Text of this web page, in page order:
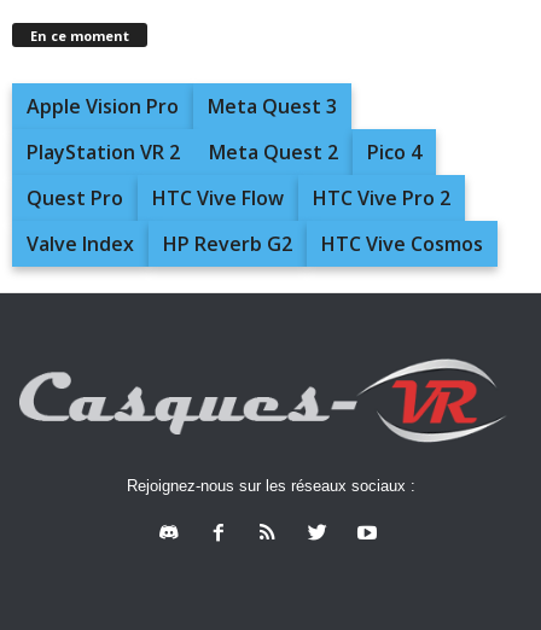
En ce moment
Apple Vision Pro
Meta Quest 3
PlayStation VR 2
Meta Quest 2
Pico 4
Quest Pro
HTC Vive Flow
HTC Vive Pro 2
Valve Index
HP Reverb G2 HTC Vive Cosmos
Rejoignez-nous sur les réseaux sociaux :